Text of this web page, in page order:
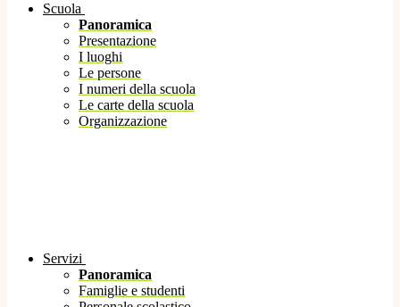
Scuola
Panoramica
Presentazione
I luoghi
Le persone
I numeri della scuola
Le carte della scuola
Organizzazione
Servizi
Panoramica
Famiglie e studenti